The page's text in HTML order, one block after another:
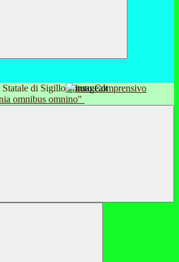
Istituto Comprensivo
omnibus omnino"